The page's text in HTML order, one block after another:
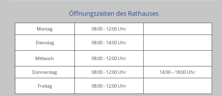
Öffnungszeiten des Rathauses
Montag 08:00 - 12:00 Uhr
Dienstag 08:00 - 14:00 Uhr
Mittwoch 08:00 - 12:00 Uhr
Donnerstag 08:00 - 12:00 Uhr 14:00 – 18:00 Uhr
Freitag 08:00 - 12:00 Uhr